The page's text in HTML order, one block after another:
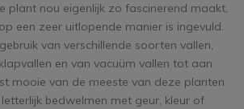
plant nou eigenlijk zo fascinerend maakt,
een zeer uitlopende manier is ingevuld.
van verschillende soorten vallen,
en van vacuüm vallen tot aan
mooie van de meeste van deze planten
bedwelmen met geur, kleur of